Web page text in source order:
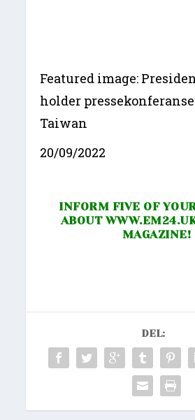
Featured image:
holder
Taiwan
20/09/2022
INFORM FIVE OF
ABOUT
MAGAZINE!
DEL: